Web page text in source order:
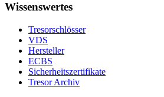
Wissenswertes
Tresorschlösser
VDS
Hersteller
ECBS
Sicherheitszertifikate
Tresor Archiv